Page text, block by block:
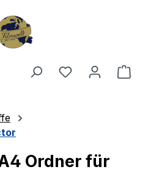
Du hast 0
Ordner für